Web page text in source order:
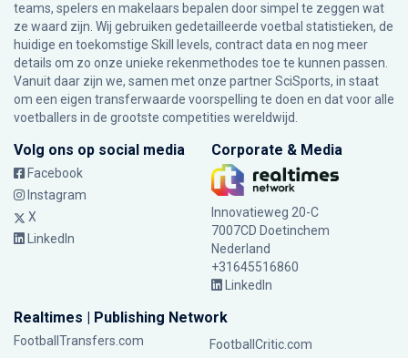
teams, spelers en makelaars bepalen door simpel te zeggen wat
ze waard zijn. Wij gebruiken gedetailleerde voetbal statistieken, de
huidige en toekomstige Skill levels, contract data en nog meer
details om zo onze unieke rekenmethodes toe te kunnen passen.
Vanuit daar zijn we, samen met onze partner SciSports, in staat
om een eigen transferwaarde voorspelling te doen en dat voor alle
voetballers in de grootste competities wereldwijd.
Volg ons op social media
Facebook
Instagram
X
LinkedIn
Corporate & Media
Innovatieweg 20-C
7007CD Doetinchem
Nederland
+31645516860
LinkedIn
Realtimes | Publishing Network
FootballTransfers.com FootballCritic.com